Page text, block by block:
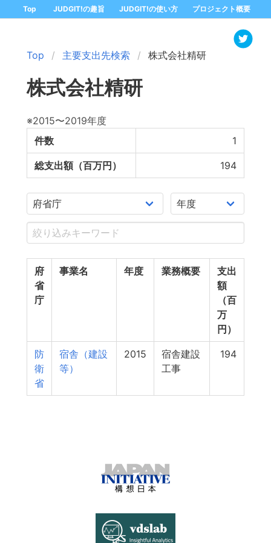
Top JUDGIT!の趣旨 JUDGIT!の使い方 プロジェクト概要
Top 主要支出先検索 株式会社精研
株式会社精研
※2015〜2019年度
件数
1
総支出額（百万円） 194
府
省
庁
事業名 年度 業務概要
支出
額
（百
万
円）
防
衛
省
宿舎（建設
等）
2015
宿舎建設
工事
194